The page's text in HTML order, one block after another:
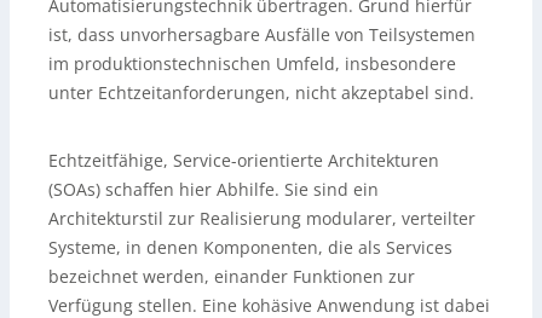
Automatisierungstechnik übertragen. Grund hierfür
ist, dass unvorhersagbare Ausfälle von Teilsystemen
im produktionstechnischen Umfeld, insbesondere
unter Echtzeitanforderungen, nicht akzeptabel sind.
Echtzeitfähige, Service-orientierte Architekturen
(SOAs) schaffen hier Abhilfe. Sie sind ein
Architekturstil zur Realisierung modularer, verteilter
Systeme, in denen Komponenten, die als Services
bezeichnet werden, einander Funktionen zur
Verfügung stellen. Eine kohäsive Anwendung ist dabei